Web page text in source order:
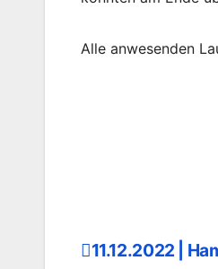
Alle anwesenden
11.12.2022 |